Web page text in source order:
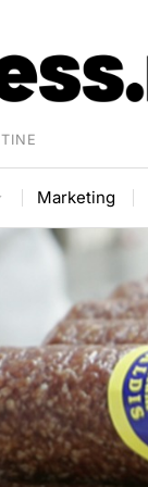
Marketing